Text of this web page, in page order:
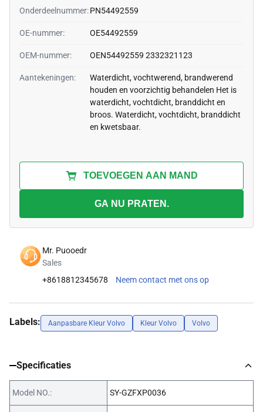
Onderdeelnummer:PN54492559
OE-nummer: OE54492559
OEM-nummer: OEN54492559 2332321123
Aantekeningen:
Waterdicht, vochtwerend, brandwerend
houden en voorzichtig behandelen Het is
waterdicht, vochtdicht, branddicht en
broos. Waterdicht, vochtdicht, branddicht
en kwetsbaar.
TOEVOEGEN AAN MAND
GA NU PRATEN.
Mr. Puooedr
Sales
+8618812345678
Neem contact met ons op
Labels: Aanpasbare Kleur Volvo Kleur Volvo Volvo
Specificaties
Model NO.: SY-GZFXP0036